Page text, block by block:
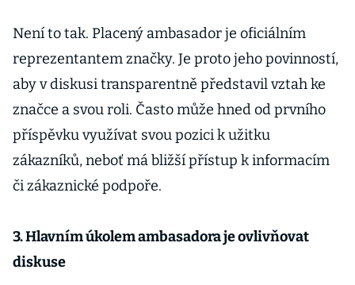
Není to tak. Placený ambasador je oficiálním
reprezentantem značky. Je proto jeho povinností,
aby v diskusi transparentně představil vztah ke
značce a svou roli. Často může hned od prvního
příspěvku využívat svou pozici k užitku
zákazníků, neboť má bližší přístup k informacím
či zákaznické podpoře.
3. Hlavním úkolem ambasadora je ovlivňovat
diskuse